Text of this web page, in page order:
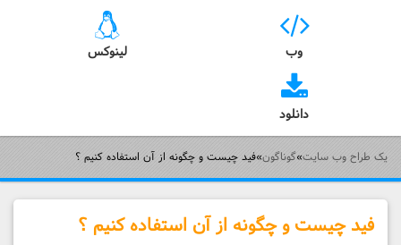
وب لینوکس
دانلود
یک طراح وب سایت»گوناگون»فید چیست و چگونه از آن استفاده کنیم ؟
فید چیست و چگونه از آن استفاده کنیم ؟